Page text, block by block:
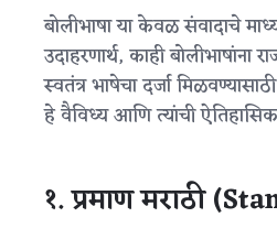
बोलीभाषा या केवळ संवादाचे
उदाहरणार्थ, काही
स्वतंत्र भाषेचा दर्जा
हे वैविध्य आणि त्यांची
१. प्रमाण मराठी